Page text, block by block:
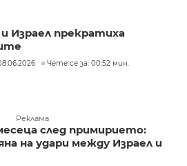
Израел прекратиха
Чете се за: 00:52 мин.
Реклама
след примирието:
на удари между Израел и